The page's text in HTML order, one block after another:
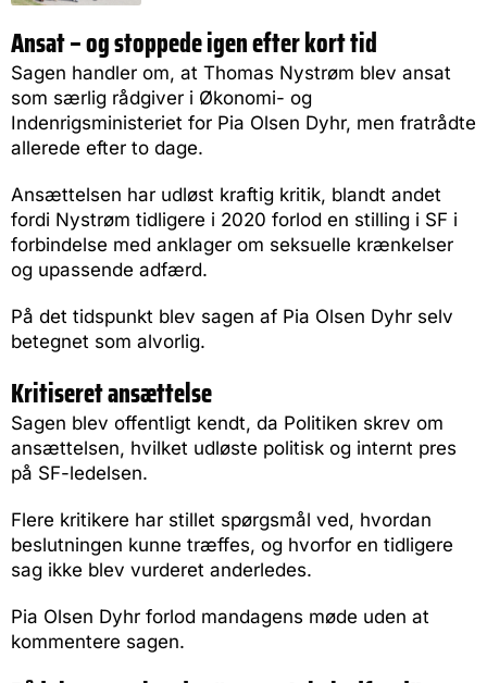
Ansat – og stoppede igen efter kort tid
Sagen handler om, at Thomas Nystrøm blev ansat
som særlig rådgiver i Økonomi- og
Indenrigsministeriet for Pia Olsen Dyhr, men fratrådte
allerede efter to dage.
Ansættelsen har udløst kraftig kritik, blandt andet
fordi Nystrøm tidligere i 2020 forlod en stilling i SF i
forbindelse med anklager om seksuelle krænkelser
og upassende adfærd.
På det tidspunkt blev sagen af Pia Olsen Dyhr selv
betegnet som alvorlig.
Kritiseret ansættelse
Sagen blev offentligt kendt, da Politiken skrev om
ansættelsen, hvilket udløste politisk og internt pres
på SF-ledelsen.
Flere kritikere har stillet spørgsmål ved, hvordan
beslutningen kunne træffes, og hvorfor en tidligere
sag ikke blev vurderet anderledes.
Pia Olsen Dyhr forlod mandagens møde uden at
kommentere sagen.